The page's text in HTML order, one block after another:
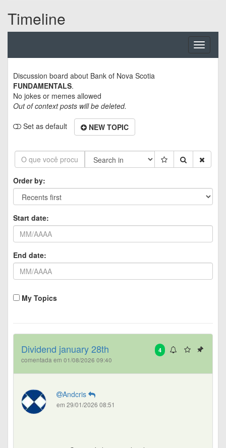
Timeline
Toggle
Discussion board about Bank of Nova Scotia
FUNDAMENTALS.
No jokes or memes allowed
Out of context posts will be deleted.
Set as default
NEW TOPIC
Order by:
Start date:
End date:
My Topics
4
Dividend january 28th
comentada em 01/08/2026 09:40
Andcris
em 29/01/2026 08:51